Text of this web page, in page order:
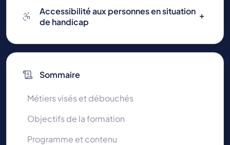
Accessibilité aux personnes en situation
de handicap
Sommaire
Métiers visés et débouchés
Objectifs de la formation
Programme et contenu